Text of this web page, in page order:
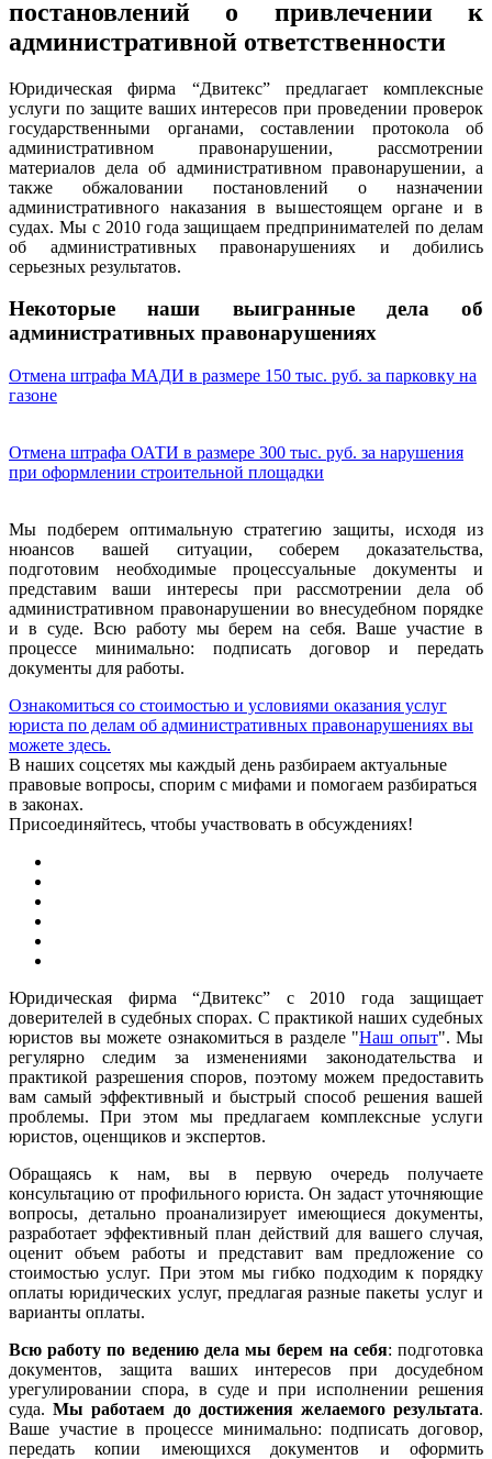
постановлений о привлечении к
административной ответственности
Юридическая фирма “Двитекс” предлагает комплексные
услуги по защите ваших интересов при проведении проверок
государственными органами, составлении протокола об
административном правонарушении, рассмотрении
материалов дела об административном правонарушении, а
также обжаловании постановлений о назначении
административного наказания в вышестоящем органе и в
судах. Мы с 2010 года защищаем предпринимателей по делам
об административных правонарушениях и добились
серьезных результатов.
Некоторые наши выигранные дела об
административных правонарушениях
Отмена штрафа МАДИ в размере 150 тыс. руб. за парковку на
газоне
Отмена штрафа ОАТИ в размере 300 тыс. руб. за нарушения
при оформлении строительной площадки
Мы подберем оптимальную стратегию защиты, исходя из
нюансов вашей ситуации, соберем доказательства,
подготовим необходимые процессуальные документы и
представим ваши интересы при рассмотрении дела об
административном правонарушении во внесудебном порядке
и в суде. Всю работу мы берем на себя. Ваше участие в
процессе минимально: подписать договор и передать
документы для работы.
Ознакомиться со стоимостью и условиями оказания услуг
юриста по делам об административных правонарушениях вы
можете здесь.
В наших соцсетях мы каждый день разбираем актуальные
правовые вопросы, спорим с мифами и помогаем разбираться
в законах.
Присоединяйтесь, чтобы участвовать в обсуждениях!
Юридическая фирма “Двитекс” с 2010 года защищает
доверителей в судебных спорах. С практикой наших судебных
юристов вы можете ознакомиться в разделе "Наш опыт". Мы
регулярно следим за изменениями законодательства и
практикой разрешения споров, поэтому можем предоставить
вам самый эффективный и быстрый способ решения вашей
проблемы. При этом мы предлагаем комплексные услуги
юристов, оценщиков и экспертов.
Обращаясь к нам, вы в первую очередь получаете
консультацию от профильного юриста. Он задаст уточняющие
вопросы, детально проанализирует имеющиеся документы,
разработает эффективный план действий для вашего случая,
оценит объем работы и представит вам предложение со
стоимостью услуг. При этом мы гибко подходим к порядку
оплаты юридических услуг, предлагая разные пакеты услуг и
варианты оплаты.
Всю работу по ведению дела мы берем на себя: подготовка
документов, защита ваших интересов при досудебном
урегулировании спора, в суде и при исполнении решения
суда.Мы работаем до достижения желаемого результата.
Ваше участие в процессе минимально: подписать договор,
передать копии имеющихся документов и оформить